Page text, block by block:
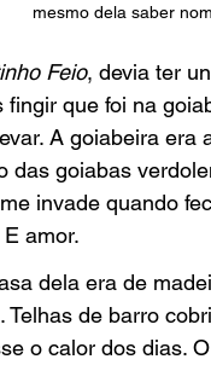
mesmo dela saber
Feio, devia ter
fingir que foi na
A goiabeira era
das goiabas
invade quando
amor.
dela era de
de barro
o calor dos dias.